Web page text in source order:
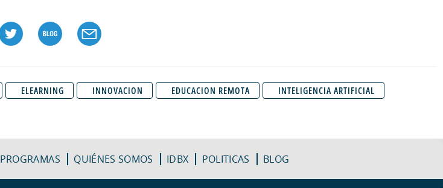
ELEARNING INNOVACION EDUCACION REMOTA
INTELIGENCIA ARTIFICIAL
PROGRAMAS QUIÉNES SOMOS IDBX POLITICAS BLOG